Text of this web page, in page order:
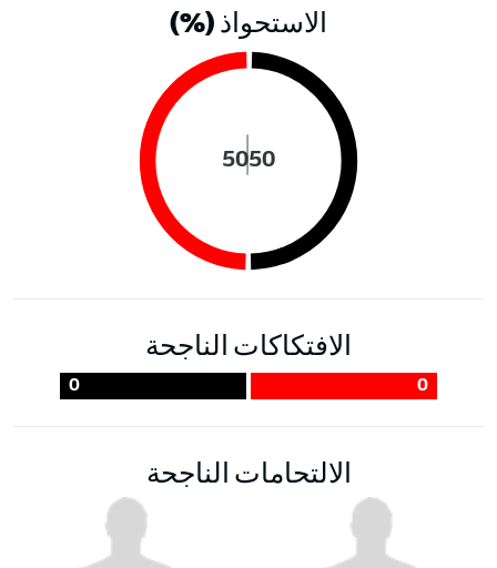
الاستحواذ (%)
50
50
الافتكاكات الناجحة
0
0
الالتحامات الناجحة